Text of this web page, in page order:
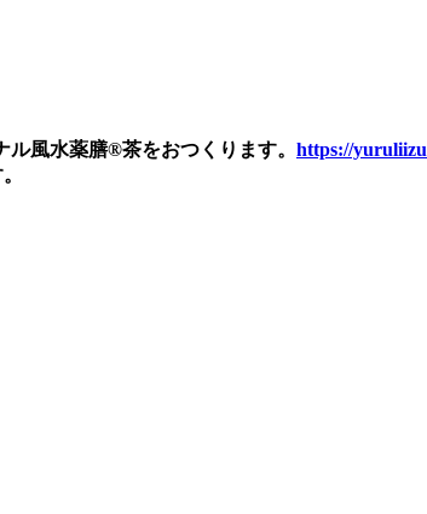
風水薬膳®茶をおつくります。 https://